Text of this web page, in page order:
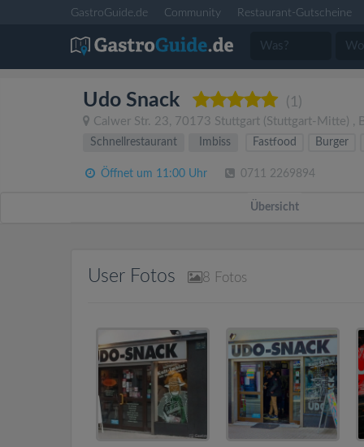
GastroGuide.de Community Restaurant-Gutscheine
Udo Snack (1)
Calwer Str. 23, 70173 Stuttgart (Stuttgart-Mitte) ,
Schnellrestaurant Imbiss Fastfood Burger
Öffnet um 11:00 Uhr 0711 2269894
Übersicht
User Fotos 8 Fotos